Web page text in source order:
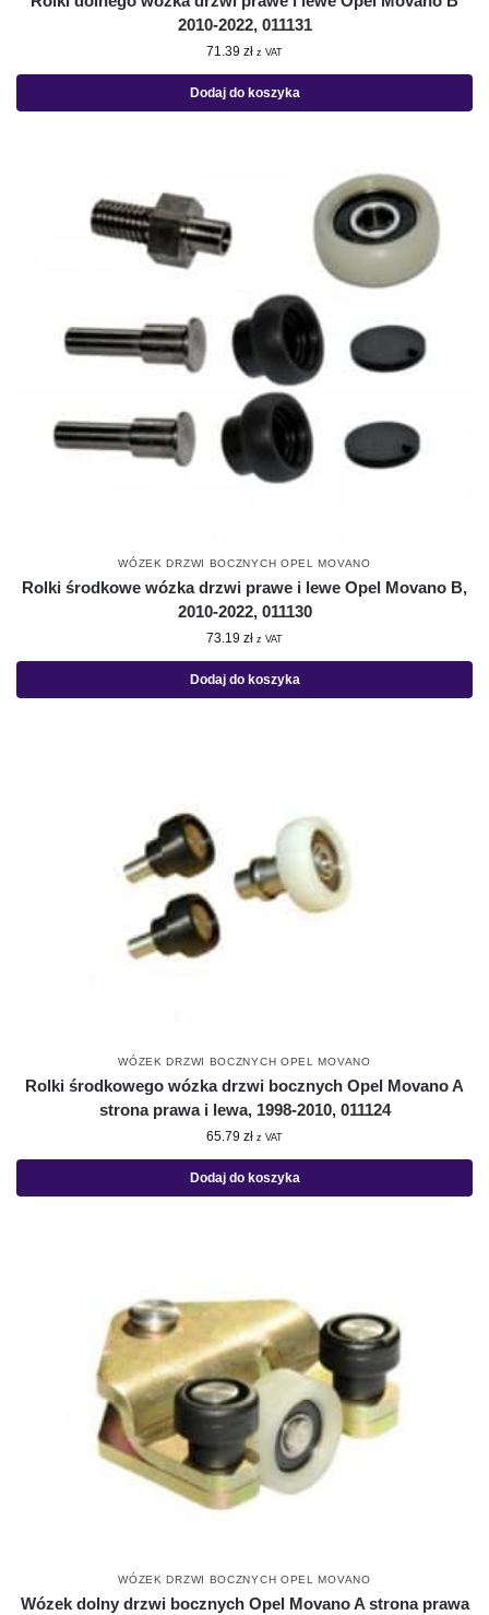
2010-2022, 011131
71.39 zł z VAT
Dodaj do koszyka
WÓZEK DRZWI BOCZNYCH OPEL MOVANO
Rolki środkowe wózka drzwi prawe i lewe Opel Movano B,
2010-2022, 011130
73.19 zł z VAT
Dodaj do koszyka
WÓZEK DRZWI BOCZNYCH OPEL MOVANO
Rolki środkowego wózka drzwi bocznych Opel Movano A
strona prawa i lewa, 1998-2010, 011124
65.79 zł z VAT
Dodaj do koszyka
WÓZEK DRZWI BOCZNYCH OPEL MOVANO
Wózek dolny drzwi bocznych Opel Movano A strona prawa